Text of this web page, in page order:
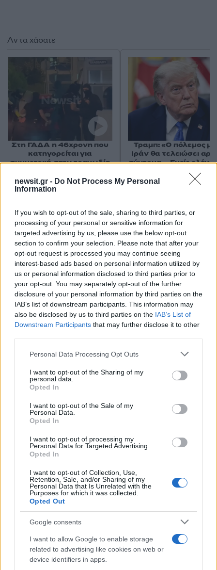
newsit.gr - Do Not Process My Personal
Information
If you wish to opt-out of the sale, sharing to third parties, or
processing of your personal or sensitive information for
targeted advertising by us, please use the below opt-out
section to confirm your selection. Please note that after your
opt-out request is processed you may continue seeing
interest-based ads based on personal information utilized by
us or personal information disclosed to third parties prior to
your opt-out. You may separately opt-out of the further
disclosure of your personal information by third parties on the
IAB’s list of downstream participants. This information may
also be disclosed by us to third parties on the IAB’s List of
Downstream Participants that may further disclose it to other
Please note that this website/app uses one or more Google
not limited to your visit or usage behaviour. You may click to
grant or deny consent to Google and its third-party tags to
use your data for below specified purposes in below Google
consent section.
Personal Data Processing Opt Outs
I want to opt-out of the Sharing of my
personal data.
Opted In
I want to opt-out of the Sale of my
Personal Data.
Opted In
I want to opt-out of processing my
Personal Data for Targeted Advertising.
Opted In
I want to opt-out of Collection, Use,
Retention, Sale, and/or Sharing of my
Personal Data that Is Unrelated with the
Purposes for which it was collected.
Opted Out
Google consents
I want to allow Google to enable storage
related to advertising like cookies on web or
device identifiers in apps.
Σχόλια
Σχολίασε εδώ
50 /50
Όροι Χρήσης. Το site προστατεύεται από reCAPTCHA, ισχύουν
Πολιτική Απορρήτου&
ΓΟΝΕΙΣ
ΙΤΑΛΙΑ
Ακολουθήστε το Νewsit.gr στοGoogle News
ενημερωθείτε πρώτοι για όλη την ειδησεογραφία και τα
τελευταία νέατης ημέρας
Αν τα χάσατε
Στη ΓΑΔΑ η 46χρονη που
κατηγορείται για
συμμετοχή στην τραγωδία
απευθείας από το
αεροδρόμιο
Τραμπ: «Ο πόλεμος με
Ιράν θα τελειώσει
σύντομα – Εμείς
τα Στενά του
Πιο δημοφιλή